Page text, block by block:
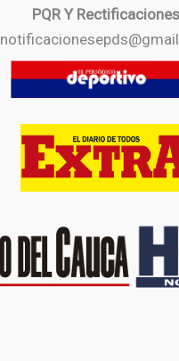
PQR Y Rectificaciones